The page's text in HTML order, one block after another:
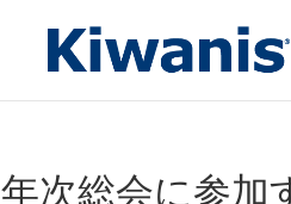
年次総会に参加